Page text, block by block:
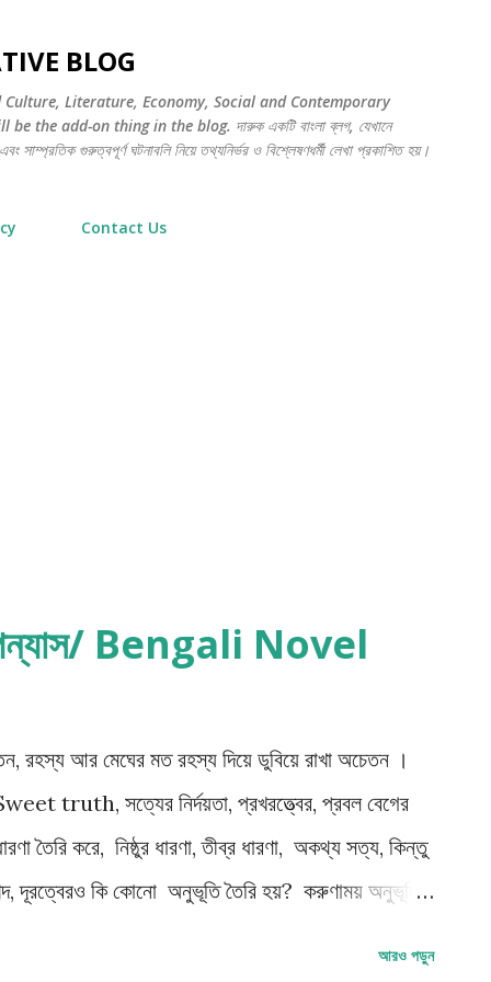
BLOG
Literature, Economy, Social and Contemporary
the add-on thing in the blog. দারুক একটি বাংলা ব্লগ, যেখানে
সাম্প্রতিক গুরুত্বপূর্ণ ঘটনাবলি নিয়ে তথ্যনির্ভর ও বিশ্লেষণধর্মী লেখা প্রকাশিত হয়।
Contact Us
Bengali Novel
আর মেঘের মত রহস্য দিয়ে ডুবিয়ে রাখা অচেতন ।
truth, সত্যের নির্দয়তা, প্রখরত্ত্বের, প্রবল বেগের
তৈরি করে, নিষ্ঠুর ধারণা, তীব্র ধারণা, অকথ্য সত্য, কিন্তু
দূরত্বেরও কি কোনো অনুভূতি তৈরি হয়? করুণাময় অনুভূতি?
আরও পড়ুন